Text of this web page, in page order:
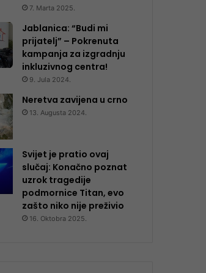
7. Marta 2025.
Jablanica: “Budi mi
prijatelj” – Pokrenuta
kampanja za izgradnju
inkluzivnog centra!
9. Jula 2024.
Neretva zavijena u crno
13. Augusta 2024.
Svijet je pratio ovaj
slučaj: Konačno poznat
uzrok tragedije
podmornice Titan, evo
zašto niko nije preživio
16. Oktobra 2025.